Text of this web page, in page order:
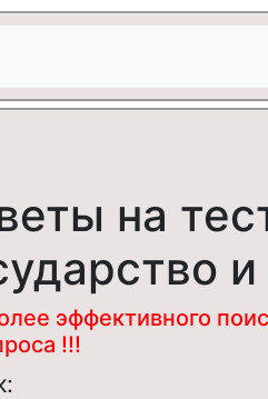
на
эффективного
!!!